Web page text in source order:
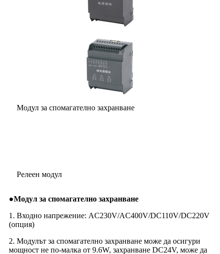
Модул за спомагателно захранване
Релеен модул
●Модул за спомагателно захранване
1. Входно напрежение: AC230V/AC400V/DC110V/DC220V
(опция)
2. Модулът за спомагателно захранване може да осигури
мощност не по-малка от 9.6W, захранване DC24V, може да